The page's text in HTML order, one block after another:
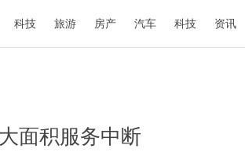
科技 旅游 房产 汽车 科技 资讯
面积服务中断